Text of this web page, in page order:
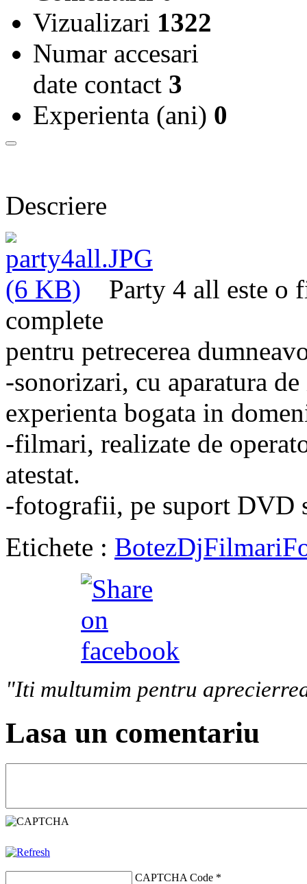
Vizualizari 1322
Numar accesari
date contact 3
Experienta (ani) 0
Descriere
Party 4 all este o
complete
pentru petrecerea
-sonorizari, cu aparatura
experienta bogata in
-filmari, realizate de
atestat.
-fotografii, pe suport DVD
Etichete : BotezDjFilmari
"Iti multumim pentru
Lasa un comentariu
CAPTCHA Code *